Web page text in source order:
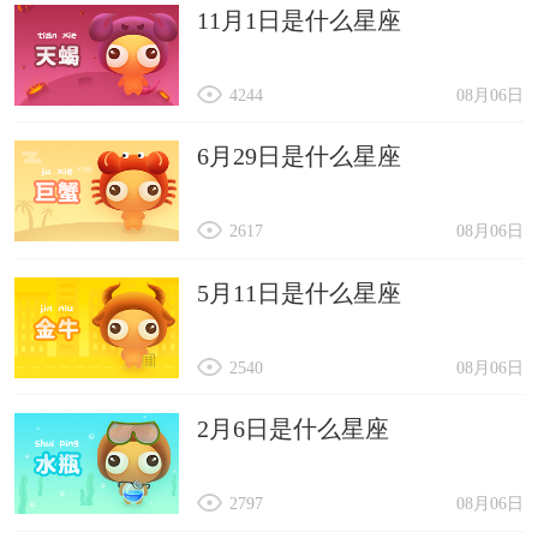
11月1日是什么星座
08月06日
4244
6月29日是什么星座
08月06日
2617
5月11日是什么星座
08月06日
2540
2月6日是什么星座
08月06日
2797